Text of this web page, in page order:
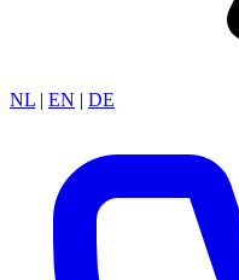
NL | EN | DE